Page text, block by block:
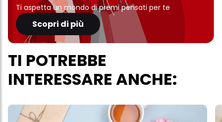
Ti aspetta un mondo di premi pensati per te
Scopri di più
TI POTREBBE
INTERESSARE ANCHE: